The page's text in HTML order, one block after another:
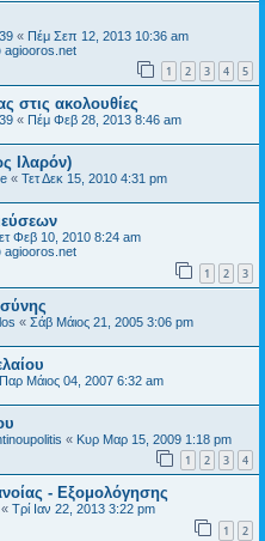
« Πέμ Σεπ 12, 2013 10:36 am
agiooros.net
1 2 3 4 5
στις ακολουθίες
« Πέμ Φεβ 28, 2013 8:46 am
Ιλαρόν)
« Τετ Δεκ 15, 2010 4:31 pm
Φεβ 10, 2010 8:24 am
agiooros.net
1 2 3
« Σάβ Μάιος 21, 2005 3:06 pm
Παρ Μάιος 04, 2007 6:32 am
« Κυρ Μαρ 15, 2009 1:18 pm
1 2 3 4
- Εξομολόγησης
« Τρί Ιαν 22, 2013 3:22 pm
1 2